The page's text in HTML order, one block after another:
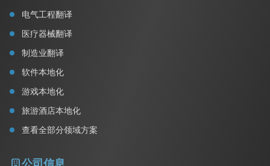
电气工程翻译
医疗器械翻译
制造业翻译
软件本地化
游戏本地化
旅游酒店本地化
查看全部分领域方案
公司信息